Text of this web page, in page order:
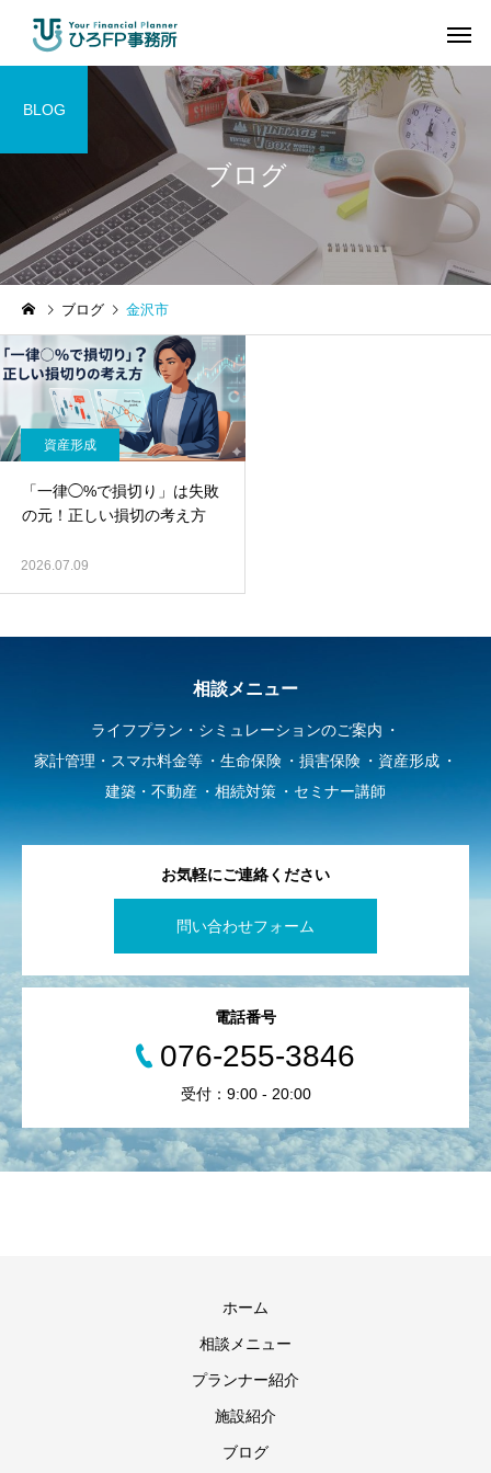
ブログ
BLOG
ブログ 金沢市
資産形成
「一律◯%で損切り」は失敗
の元！正しい損切の考え方
2026.07.09
相談メニュー
ライフプラン・シミュレーションのご案内
家計管理・スマホ料金等
生命保険 損害保険
資産形成
建築・不動産
相続対策 セミナー講師
お気軽にご連絡ください
問い合わせフォーム
電話番号
076-255-3846
受付：9:00 - 20:00
ホーム
相談メニュー
プランナー紹介
施設紹介
ブログ